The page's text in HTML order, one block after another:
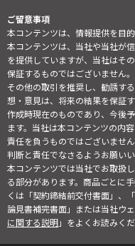
ご留意事項
本コンテンツは、情報提供を目的
本コンテンツは、当社や当社が
を提供していますが、当社はそ
保証するものではございません
その他の取引を推奨し、勧誘す
想・意見は、将来の結果を保証
作成時現在のものであり、今後
ます。当社は本コンテンツの内
責任を負うものではございませ
判断と責任でなさるようお願いい
本コンテンツでは当社でお取扱
る部分があります。商品ごとに
くは「契約締結前交付書面」、
論見書補完書面」または当社ウ
に関する説明」をよくお読みくだ